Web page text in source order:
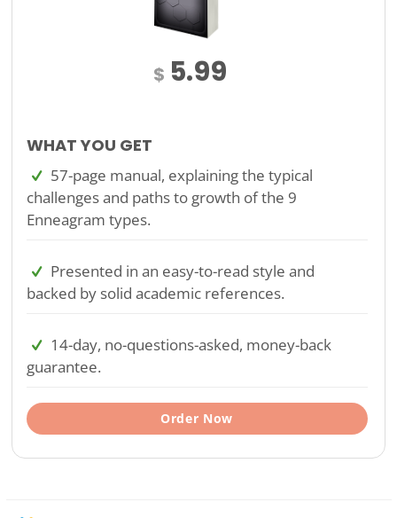
$ 5.99
WHAT YOU GET
57-page manual, explaining the typical
challenges and paths to growth of the 9
Enneagram types.
Presented in an easy-to-read style and
backed by solid academic references.
14-day, no-questions-asked, money-back
guarantee.
Order Now